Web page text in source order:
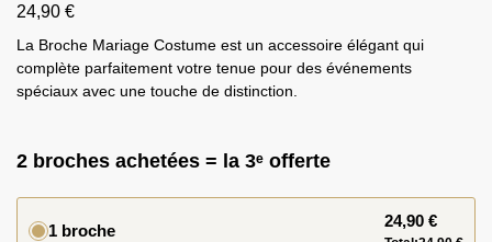
24,90 €
La Broche Mariage Costume est un accessoire élégant qui
complète parfaitement votre tenue pour des événements
spéciaux avec une touche de distinction.
2 broches achetées = la 3ᵉ offerte
1 broche
24,90 €